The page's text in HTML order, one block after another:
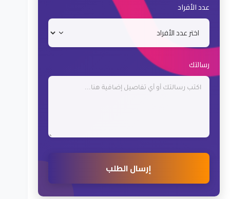
عدد الأفراد
رسالتك
إرسال الطلب